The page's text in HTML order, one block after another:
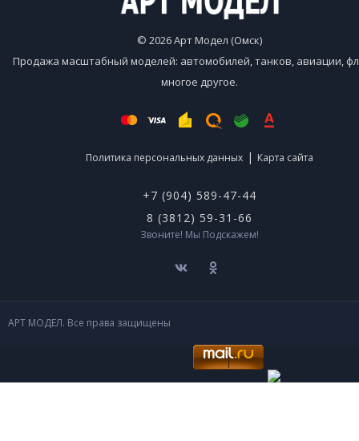
© 2026 Арт Модел (Омск)
Продажа масштабный моделей: автомобилей, танков, авиации,
многое другое.
Политика персональных данных | Карта сайта
+7 (904) 589-47-44
8 (3812) 59-31-66
Звоните! Мы Подскажем!
АРТ МОДЕЛ. Все права защищены